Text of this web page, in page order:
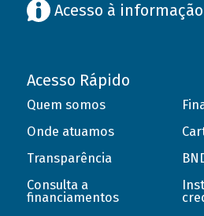
Acesso à informação
Acesso Rápido
Quem somos
Onde atuamos
Transparência
Consulta a
financiamentos